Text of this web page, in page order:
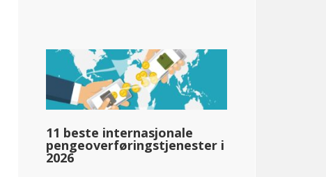
&dollar;77 22911 beste internasjonale
pengeoverføringstjenester i
2026